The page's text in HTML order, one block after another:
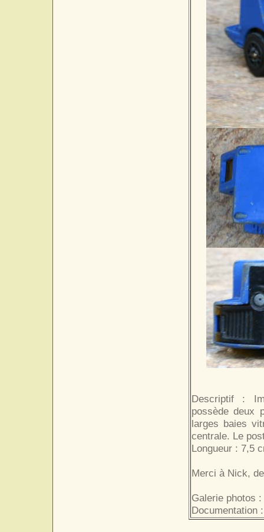
Descriptif :
possède deux
larges baies
centrale. Le
Longueur : 7,5
Merci à Nick,
Galerie photos :
Documentation :